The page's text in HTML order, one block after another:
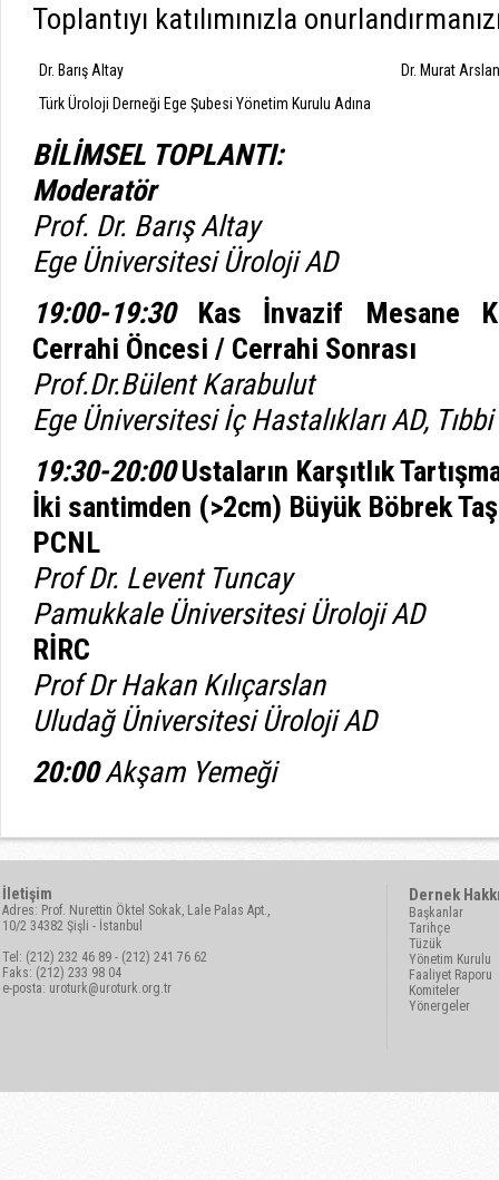
Toplantıyı katılımınızla
Dr. Barış Altay
Dr. Murat Arslan
Türk Üroloji Derneği Ege Şubesi Yönetim Kurulu Adına
BİLİMSEL TOPLANTI:
Moderatör
Prof. Dr. Barış Altay
Ege Üniversitesi Üroloji AD
19:00-19:30
Kas İnvazif Mesane
Cerrahi Öncesi / Cerrahi Sonrası
Prof.Dr.Bülent Karabulut
Ege Üniversitesi İç Hastalıkları AD,
19:30-20:00 Ustaların Karşıtlık
İki santimden (>2cm) Büyük Böbrek
PCNL
Prof Dr. Levent Tuncay
Pamukkale Üniversitesi Üroloji AD
RİRC
Prof Dr Hakan Kılıçarslan
Uludağ Üniversitesi Üroloji AD
20:00Akşam Yemeği
İletişim
Adres: Prof. Nurettin Öktel Sokak, Lale Palas Apt.,
10/2 34382 Şişli - İstanbul
Tel: (212) 232 46 89 - (212) 241 76 62
Faks: (212) 233 98 04
e-posta: uroturk@uroturk.org.tr
Dernek
Başkanlar
Tarihçe
Tüzük
Yönetim Kurulu
Faaliyet Raporu
Komiteler
Yönergeler